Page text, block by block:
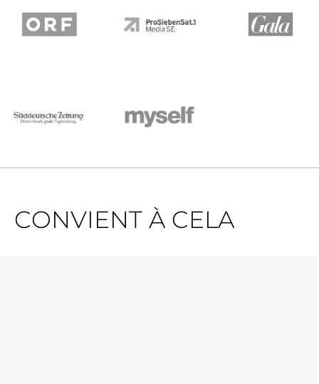
CONVIENT À CELA